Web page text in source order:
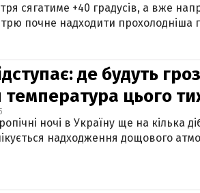
сягатиме +40 градусів, а вже
почне надходити прохолодніша
де будуть
температура цього
ночі в Україну ще на кілька
надходження дощового